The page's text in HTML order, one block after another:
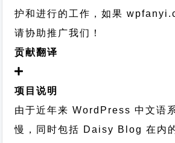
护和进行的工作，如果
请协助推广我们！
贡献翻译
项目说明
由于近年来 WordPress 中文语
慢，同时包括 Daisy Blog 在内